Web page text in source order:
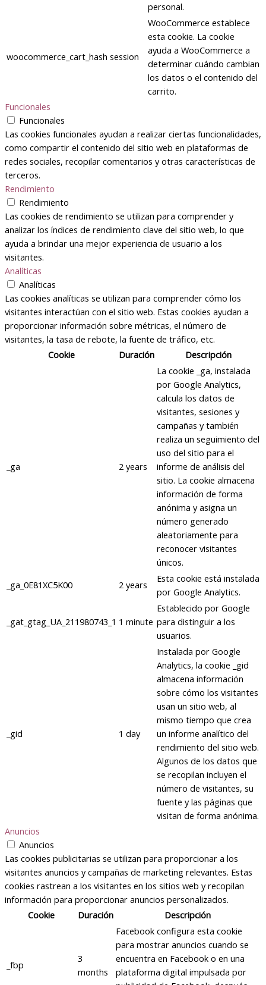
personal.
woocommerce_cart_hash session
WooCommerce establece
esta cookie. La cookie
ayuda a WooCommerce a
determinar cuándo cambian
los datos o el contenido del
carrito.
Funcionales
Funcionales
Las cookies funcionales ayudan a realizar ciertas funcionalidades,
como compartir el contenido del sitio web en plataformas de
redes sociales, recopilar comentarios y otras características de
terceros.
Rendimiento
Rendimiento
Las cookies de rendimiento se utilizan para comprender y
analizar los índices de rendimiento clave del sitio web, lo que
ayuda a brindar una mejor experiencia de usuario a los
visitantes.
Analíticas
Analíticas
Las cookies analíticas se utilizan para comprender cómo los
visitantes interactúan con el sitio web. Estas cookies ayudan a
proporcionar información sobre métricas, el número de
visitantes, la tasa de rebote, la fuente de tráfico, etc.
Cookie
Duración Descripción
_ga 2 years
La cookie _ga, instalada
por Google Analytics,
calcula los datos de
visitantes, sesiones y
campañas y también
realiza un seguimiento del
uso del sitio para el
informe de análisis del
sitio. La cookie almacena
información de forma
anónima y asigna un
número generado
aleatoriamente para
reconocer visitantes
únicos.
_ga_0E81XC5K00
2 years
Esta cookie está instalada
por Google Analytics.
_gat_gtag_UA_211980743_1 1 minute
Establecido por Google
para distinguir a los
usuarios.
_gid 1 day
Instalada por Google
Analytics, la cookie _gid
almacena información
sobre cómo los visitantes
usan un sitio web, al
mismo tiempo que crea
un informe analítico del
rendimiento del sitio web.
Algunos de los datos que
se recopilan incluyen el
número de visitantes, su
fuente y las páginas que
visitan de forma anónima.
Anuncios
Anuncios
Las cookies publicitarias se utilizan para proporcionar a los
visitantes anuncios y campañas de marketing relevantes. Estas
cookies rastrean a los visitantes en los sitios web y recopilan
información para proporcionar anuncios personalizados.
Cookie
Duración Descripción
_fbp
3
months
Facebook configura esta cookie
para mostrar anuncios cuando se
encuentra en Facebook o en una
plataforma digital impulsada por